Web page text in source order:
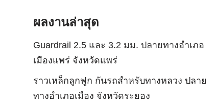
ผลงานล่าสุด
Guardrail 2.5 และ 3.2 มม. ปลายทางอำเภอ
เมืองแพร่ จังหวัดแพร่
ราวเหล็กลูกฟูก กันรถสําหรับทางหลวง ปลาย
ทางอำเภอเมือง จังหวัดระยอง